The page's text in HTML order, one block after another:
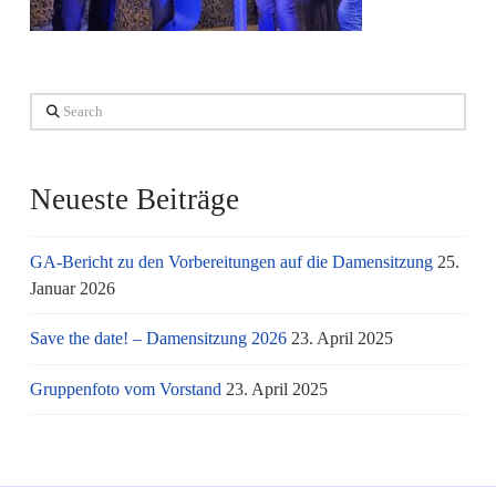
Search
Neueste Beiträge
GA-Bericht zu den Vorbereitungen auf die Damensitzung 25.
Januar 2026
Save the date! – Damensitzung 2026 23. April 2025
Gruppenfoto vom Vorstand 23. April 2025